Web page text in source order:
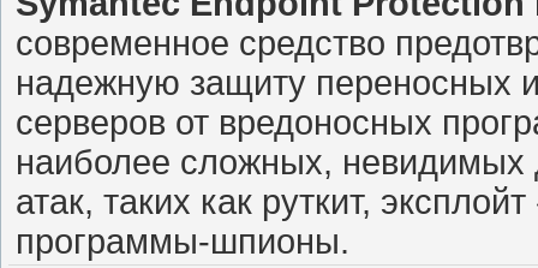
современное средство
надежную защиту переносных
серверов от вредоносных
наиболее сложных, невидимых
атак, таких как руткит,
программы-шпионы.